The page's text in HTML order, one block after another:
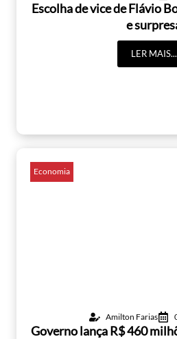
Escolha de vice de Flávio
e
LER MAIS...
Economia
Amilton Farias
Governo lança R$ 460